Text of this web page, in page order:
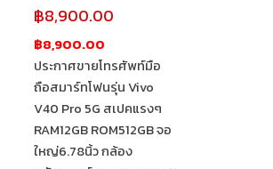
฿8,900.00
฿8,900.00
ประกาศขายโทรศัพท์มือ
ถือสมาร์ทโฟนรุ่น Vivo
V40 Pro 5G สเปคแรงๆ
RAM12GB ROM512GB จอ
ใหญ่6.78นิ้ว กล้อง